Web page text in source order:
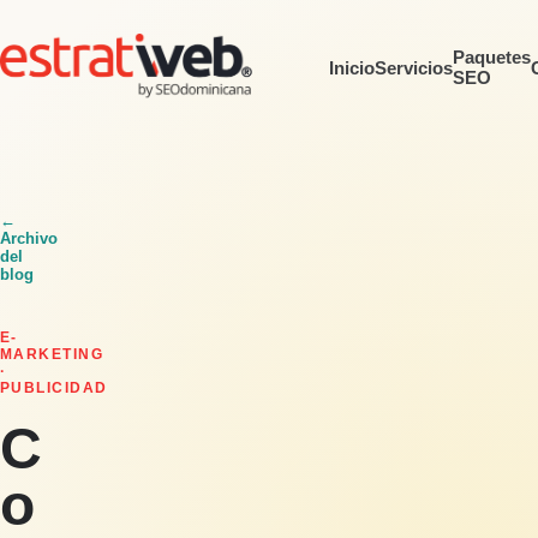
InicioServiciosPaquetes
SEO
←
Archivo
del
blog
E-
MARKETING
·
PUBLICIDAD
C
o